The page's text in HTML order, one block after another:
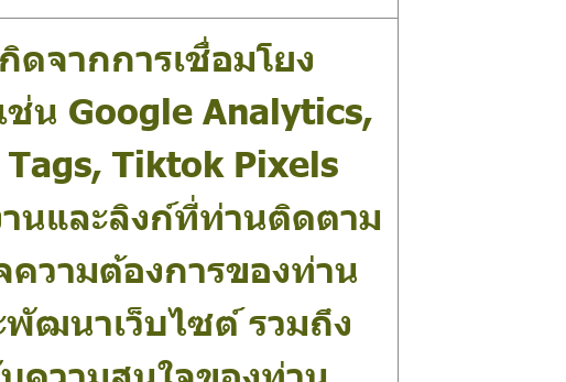
จากการเชื่อมโยง
น Google Analytics,
Tiktok Pixels
านและลิงก์ที่ท่านติดตาม
ความต้องการของท่าน
พัฒนาเว็บไซต์ รวมถึง
ความสนใจของท่าน